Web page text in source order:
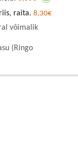
raita. 8,30€
võimalik
(Ringo